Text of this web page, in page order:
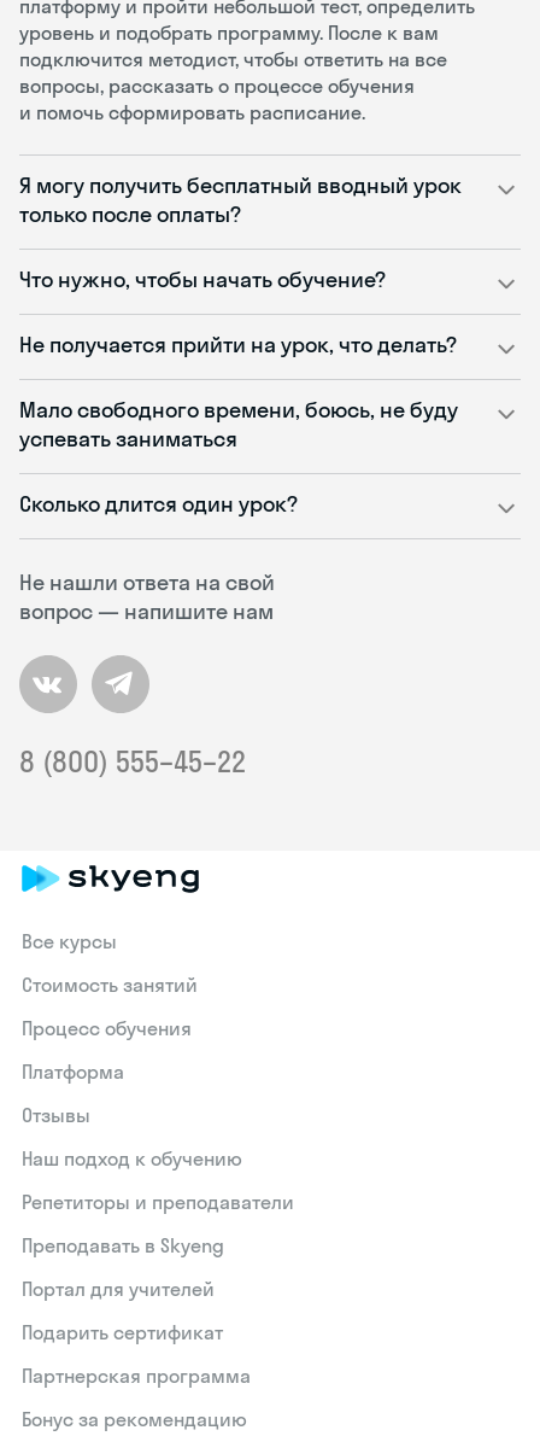
Не нашли ответа на свой
вопрос — напишите нам
8 (800) 555–45–22
платформу и пройти небольшой тест, определить
уровень и подобрать программу. После к вам
подключится методист, чтобы ответить на все
вопросы, рассказать о процессе обучения
и помочь сформировать расписание.
Я могу получить бесплатный вводный урок
только после оплаты?
Что нужно, чтобы начать обучение?
Не получается прийти на урок, что делать?
Мало свободного времени, боюсь, не буду
успевать заниматься
Сколько длится один урок?
Все курсы
Стоимость занятий
Процесс обучения
Платформа
Отзывы
Наш подход к обучению
Репетиторы и преподаватели
Преподавать в Skyeng
Портал для учителей
Подарить сертификат
Партнерская программа
Бонус за рекомендацию